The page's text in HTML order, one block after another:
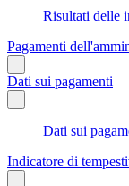
Risultati delle
Pagamenti
Dati sui pagamenti
Dati sui
Indicatore di